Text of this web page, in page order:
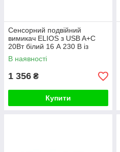
Сенсорний подвійний
вимикач ELIOS з USB A+C
20Вт білий 16 А 230 В із
заземленням шторки скло
В наявності
1 356 ₴
Купити